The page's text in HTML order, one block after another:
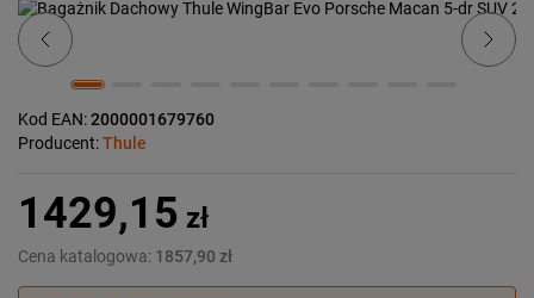
Previous Next
Kod EAN:2000001679760
Producent:Thule
1429,15 zł
Cena katalogowa: 1857,90 zł